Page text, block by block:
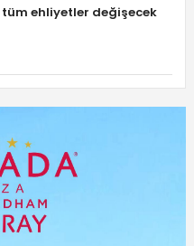
tüm ehliyetler değişecek